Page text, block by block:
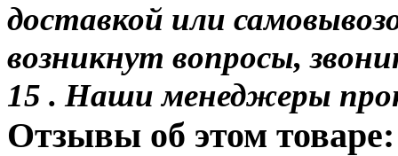
доставкой или
возникнут вопросы,
15 . Наши менеджеры
Отзывы об этом товаре: